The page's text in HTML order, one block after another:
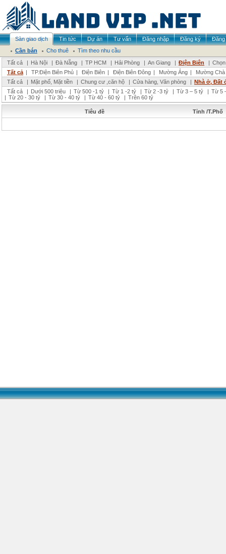
Sàn giao dịch Tin tức Dự án Tư vấn Đăng nhập Đăng ký
Đăng
Cần bán
Cho thuê
Tìm theo nhu cầu
Tất cả
| Hà Nội | Đà Nẵng | TP HCM | Hải Phòng | An Giang | Điện Biên |
Tất cả | TP.Điện Biên Phủ | Điện Biên | Điện Biên Đông | Mường Ảng |
Mường Chà
Tất cả
| Mặt phố, Mặt tiền | Chung cư ,căn hộ | Cửa hàng, Văn phòng | Nhà ở, Đất
Tất cả
| Dưới 500 triệu | Từ 500 -1 tỷ | Từ 1 -2 tỷ | Từ 2 -3 tỷ | Từ 3 – 5 tỷ | Từ 5
| Từ 20 - 30 tỷ | Từ 30 - 40 tỷ | Từ 40 - 60 tỷ | Trên 60 tỷ
Tiêu đề Tỉnh /T.Phố